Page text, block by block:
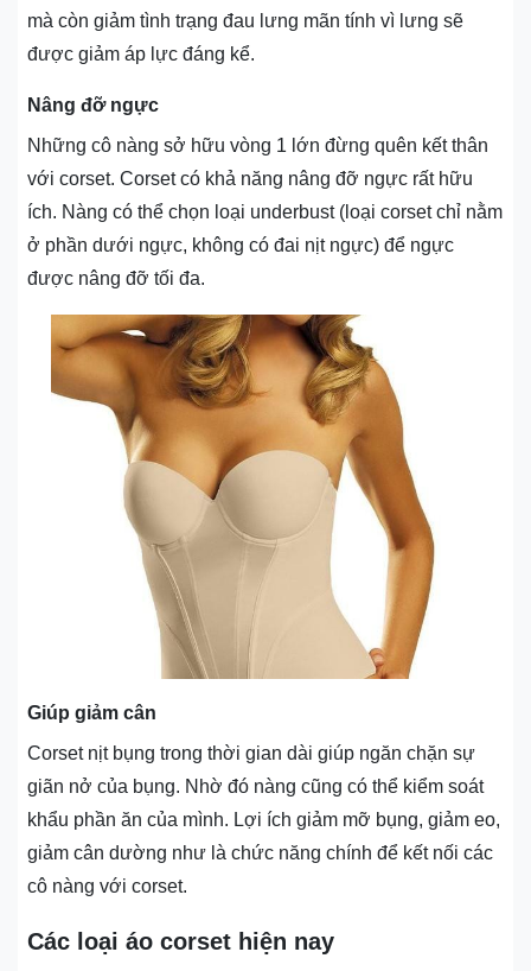
mà còn giảm tình trạng đau lưng mãn tính vì lưng sẽ
được giảm áp lực đáng kể.
Nâng đỡ ngực
Những cô nàng sở hữu vòng 1 lớn đừng quên kết thân
với corset. Corset có khả năng nâng đỡ ngực rất hữu
ích. Nàng có thể chọn loại underbust (loại corset chỉ nằm
ở phần dưới ngực, không có đai nịt ngực) để ngực
được nâng đỡ tối đa.
Giúp giảm cân
Corset nịt bụng trong thời gian dài giúp ngăn chặn sự
giãn nở của bụng. Nhờ đó nàng cũng có thể kiểm soát
khẩu phần ăn của mình. Lợi ích giảm mỡ bụng, giảm eo,
giảm cân dường như là chức năng chính để kết nối các
cô nàng với corset.
Các loại áo corset hiện nay